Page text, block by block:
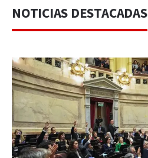
NOTICIAS DESTACADAS